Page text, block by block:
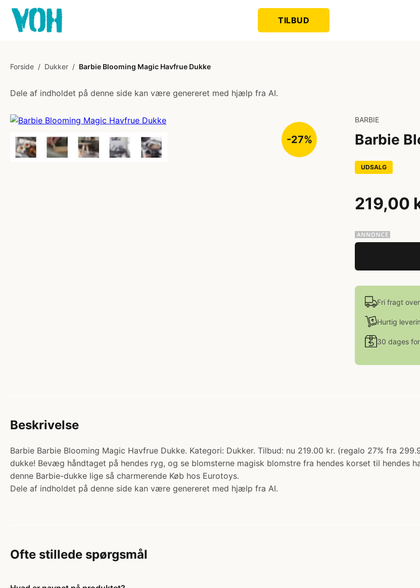
TILBUD
Forside / Dukker / Barbie Blooming Magic Havfrue Dukke
Dele af indholdet på denne side kan være genereret med hjælp fra AI.
-27%
BARBIE
Barbie
UDSALG
219,00
Fri fragt
Hurtig
30 dages
Beskrivelse
Barbie Barbie Blooming Magic Havfrue Dukke. Kategori: Dukker. Tilbud: nu 219.00 kr. (regalo 27% fra
dukke! Bevæg håndtaget på hendes ryg, og se blomsterne magisk blomstre fra hendes korset til hendes
denne Barbie-dukke lige så charmerende Køb hos Eurotoys.
Dele af indholdet på denne side kan være genereret med hjælp fra AI.
Ofte stillede spørgsmål